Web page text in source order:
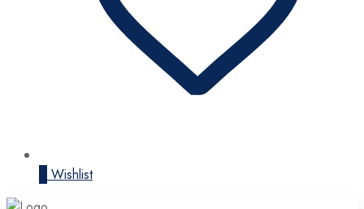
Wishlist